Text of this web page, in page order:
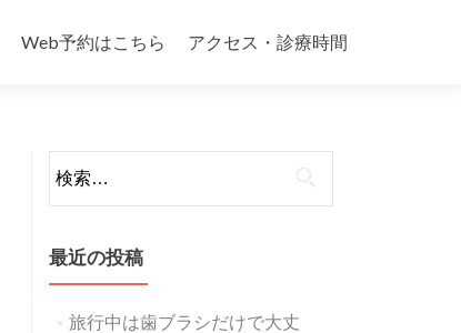
Web予約はこちら アクセス・診療時間
索:
最近の投稿
旅行中は歯ブラシだけで大丈